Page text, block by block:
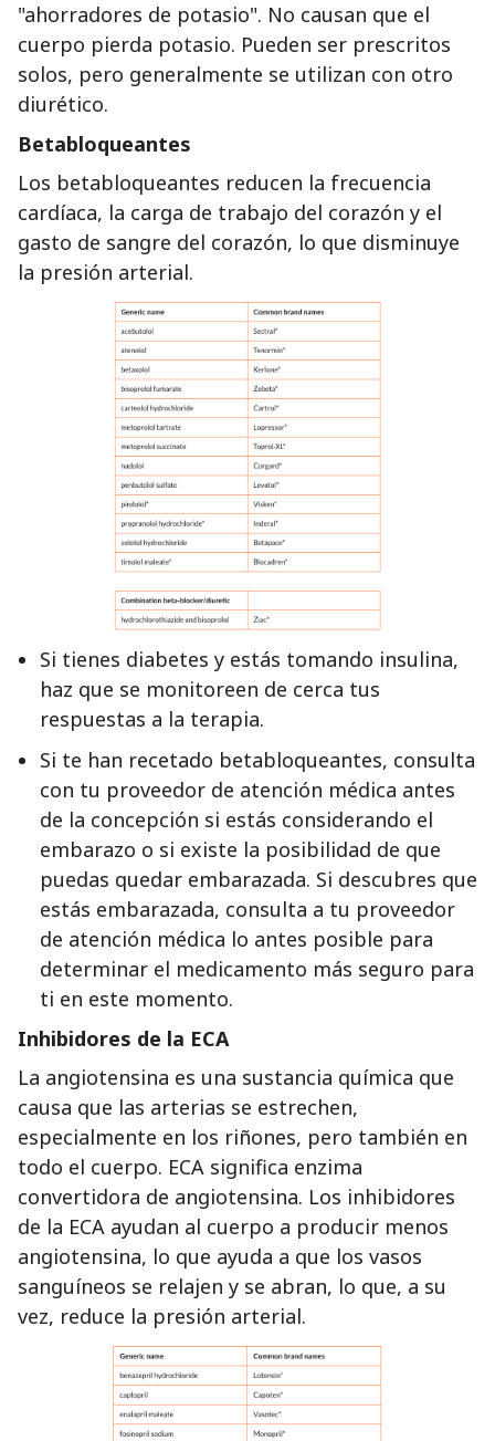
"ahorradores de potasio". No causan que el
cuerpo pierda potasio. Pueden ser prescritos
solos, pero generalmente se utilizan con otro
diurético.
Betabloqueantes
Los betabloqueantes reducen la frecuencia
cardíaca, la carga de trabajo del corazón y el
gasto de sangre del corazón, lo que disminuye
la presión arterial.
Si tienes diabetes y estás tomando insulina,
haz que se monitoreen de cerca tus
respuestas a la terapia.
Si te han recetado betabloqueantes, consulta
con tu proveedor de atención médica antes
de la concepción si estás considerando el
embarazo o si existe la posibilidad de que
puedas quedar embarazada. Si descubres que
estás embarazada, consulta a tu proveedor
de atención médica lo antes posible para
determinar el medicamento más seguro para
ti en este momento.
Inhibidores de la ECA
La angiotensina es una sustancia química que
causa que las arterias se estrechen,
especialmente en los riñones, pero también en
todo el cuerpo. ECA significa enzima
convertidora de angiotensina. Los inhibidores
de la ECA ayudan al cuerpo a producir menos
angiotensina, lo que ayuda a que los vasos
sanguíneos se relajen y se abran, lo que, a su
vez, reduce la presión arterial.